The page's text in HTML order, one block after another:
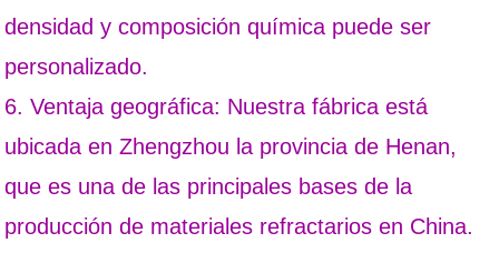
densidad y composición química puede ser
personalizado.
6. Ventaja geográfica: Nuestra fábrica está
ubicada en Zhengzhou la provincia de Henan,
que es una de las principales bases de la
producción de materiales refractarios en China.